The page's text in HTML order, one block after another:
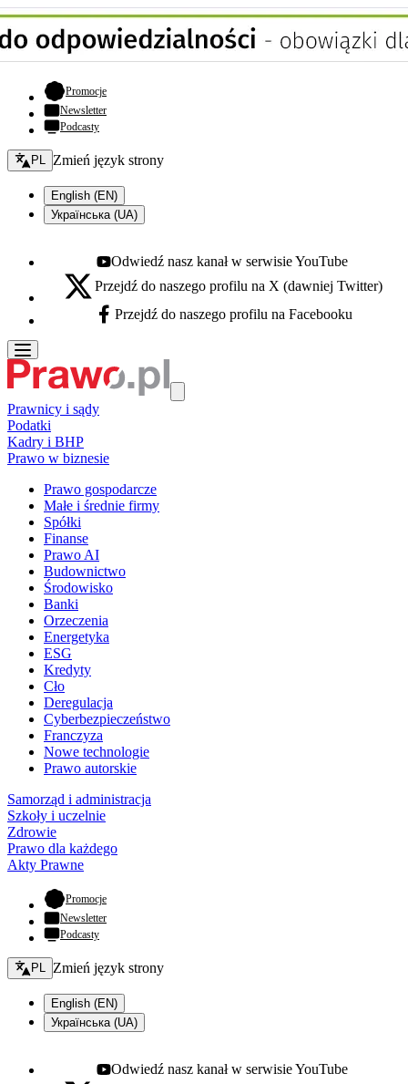
Promocje- otwiera się w nowej karcie
Newsletter
Podcasty
Zmień język - bieżący:
PL Zmień język strony
English (EN)
Українська (UA)
Youtube - otwiera się w nowej karcie
Odwiedź nasz kanał w serwisie YouTube
X - otwiera się w nowej karcie
Przejdź do naszego profilu na X (dawniej Twitter)
Facebook - otwiera się w nowej karcie
Przejdź do naszego profilu na Facebooku
Prawnicy i sądy
Podatki
Kadry i BHP
Prawo w biznesie
Prawo gospodarcze
Małe i średnie firmy
Spółki
Finanse
Prawo AI
Budownictwo
Środowisko
Banki
Orzeczenia
Energetyka
ESG
Kredyty
Cło
Deregulacja
Cyberbezpieczeństwo
Franczyza
Nowe technologie
Prawo autorskie
Samorząd i administracja
Szkoły i uczelnie
Zdrowie
Prawo dla każdego
Akty Prawne
Promocje- otwiera się w nowej karcie
Newsletter
Podcasty
Zmień język - bieżący:
PL Zmień język strony
English (EN)
Українська (UA)
Youtube - otwiera się w nowej karcie
Odwiedź nasz kanał w serwisie YouTube